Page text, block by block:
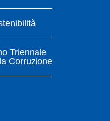
Triennale
Corruzione